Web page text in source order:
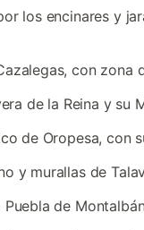
los encinares y
con zona
de la Reina y su
de Oropesa, con
y murallas de
Puebla de